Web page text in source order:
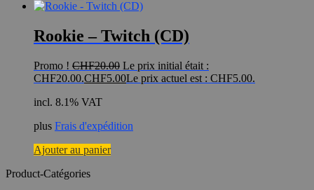
Rookie – Twitch (CD)
Promo ! CHF20.00 Le prix initial était :
CHF20.00.CHF5.00Le prix actuel est : CHF5.00.
incl. 8.1% VAT
plus Frais d'expédition
Ajouter au panier
Product-Catégories